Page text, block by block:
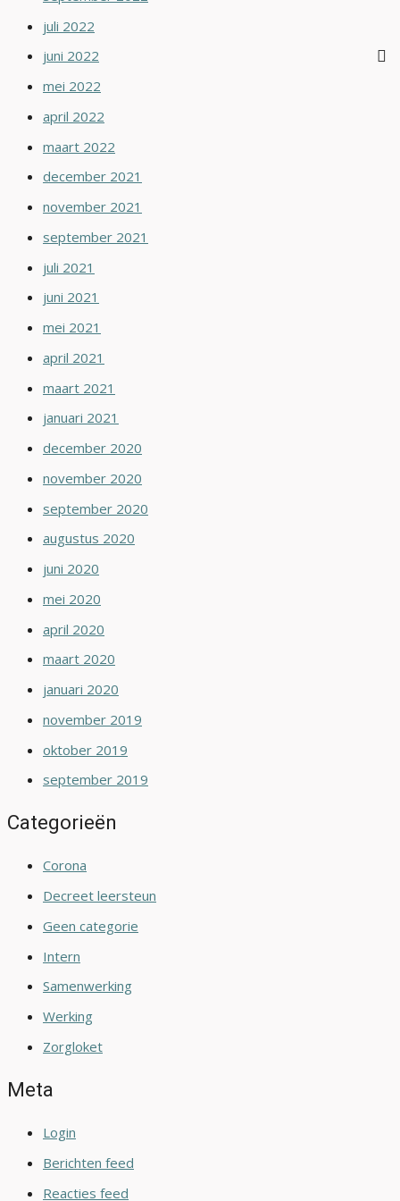
juli 2022
juni 2022
mei 2022
april 2022
maart 2022
december 2021
november 2021
september 2021
juli 2021
juni 2021
mei 2021
april 2021
maart 2021
januari 2021
december 2020
november 2020
september 2020
augustus 2020
juni 2020
mei 2020
april 2020
maart 2020
januari 2020
november 2019
oktober 2019
september 2019
Categorieën
Corona
Decreet leersteun
Geen categorie
Intern
Samenwerking
Werking
Zorgloket
Meta
Login
Berichten feed
Reacties feed